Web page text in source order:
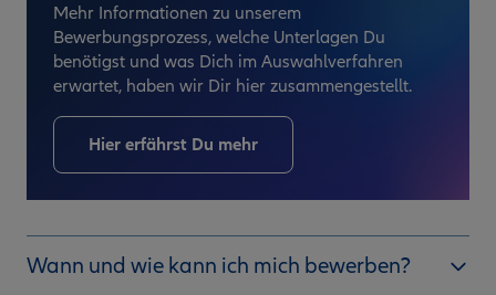
Mehr Informationen zu unserem
Bewerbungsprozess, welche Unterlagen Du
benötigst und was Dich im Auswahlverfahren
erwartet, haben wir Dir hier zusammengestellt.
Hier erfährst Du mehr
Wann und wie kann ich mich bewerben?